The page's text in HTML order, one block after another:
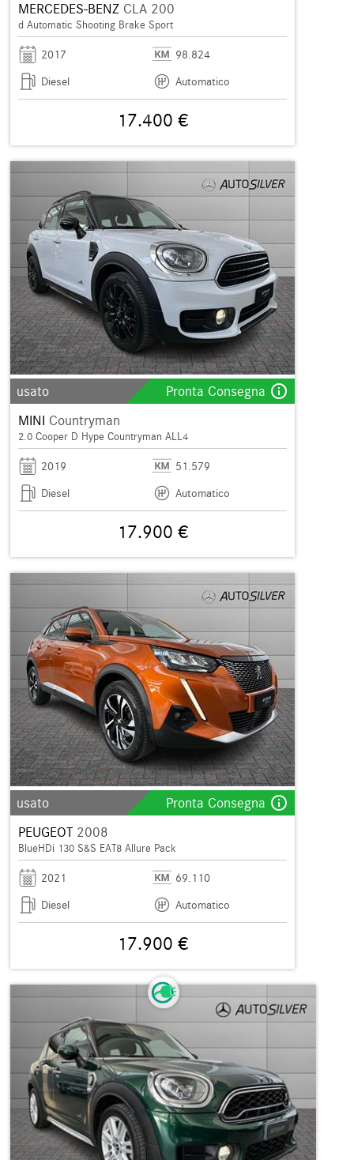
MERCEDES-BENZ CLA 200
d Automatic Shooting Brake Sport
2017
98.824
Diesel
Automatico
17.400 €
usato Pronta Consegna info_outline
MINI Countryman
2.0 Cooper D Hype Countryman ALL4
2019
51.579
Diesel
Automatico
17.900 €
usato Pronta Consegna info_outline
PEUGEOT 2008
BlueHDi 130 S&S EAT8 Allure Pack
2021
69.110
Diesel
Automatico
17.900 €